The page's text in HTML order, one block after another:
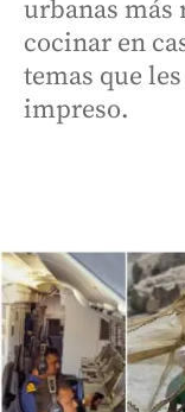
urbanas más
cocinar en
temas que
impreso.